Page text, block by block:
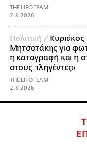
THE LIFO TEAM
2.8.2026
Πολιτική / Κυριάκος
Μητσοτάκης για
η καταγραφή και η
στους πληγέντες»
THE LIFO TEAM
2.8.2026